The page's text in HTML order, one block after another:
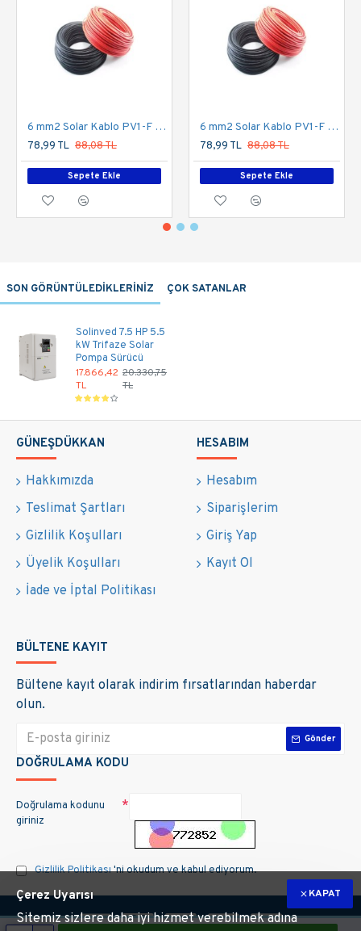
6 mm2 Solar Kablo PV1-F Kırmızı
78,99 TL 88,08 TL
Sepete Ekle
6 mm2 Solar Kablo PV1-F Siyah
78,99 TL 88,08 TL
Sepete Ekle
SON GÖRÜNTÜLEDİKLERİNİZ ÇOK SATANLAR
Solinved 7.5 HP 5.5
kW Trifaze Solar
Pompa Sürücü
17.866,42
TL
20.330,75
TL
GÜNEŞDÜKKAN
Hakkımızda
Teslimat Şartları
Gizlilik Koşulları
Üyelik Koşulları
İade ve İptal Politikası
HESABIM
Hesabım
Siparişlerim
Giriş Yap
Kayıt Ol
BÜLTENE KAYIT
Bültene kayıt olarak indirim fırsatlarından haberdar
olun.
Gönder
DOĞRULAMA KODU
Doğrulama kodunu
giriniz
Gizlilik Politikası'ni okudum ve kabul ediyorum.
KAPAT
Çerez Uyarısı
Sitemiz sizlere daha iyi hizmet verebilmek adına